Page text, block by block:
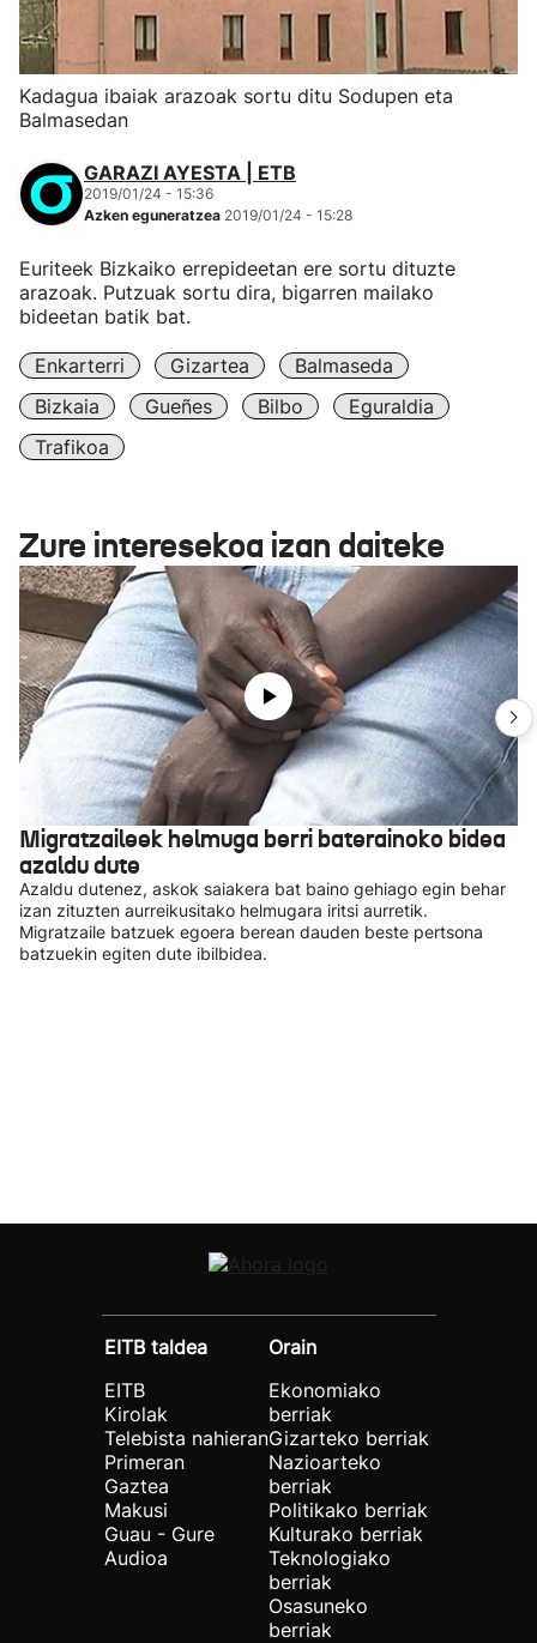
Kadagua ibaiak arazoak sortu ditu Sodupen eta
Balmasedan
GARAZI AYESTA | ETB
2019/01/24 - 15:36
Azken eguneratzea 2019/01/24 - 15:28
Euriteek Bizkaiko errepideetan ere sortu dituzte
arazoak. Putzuak sortu dira, bigarren mailako
bideetan batik bat.
Enkarterri Gizartea
Balmaseda
Bizkaia
Gueñes Bilbo
Eguraldia
Trafikoa
Zure interesekoa izan daiteke
Migratzaileek helmuga berri baterainoko bidea
azaldu dute
Azaldu dutenez, askok saiakera bat baino gehiago egin behar
izan zituzten aurreikusitako helmugara iritsi aurretik.
Migratzaile batzuek egoera berean dauden beste pertsona
batzuekin egiten dute ibilbidea.
EITB taldea
EITB
Kirolak
Telebista nahieran
Primeran
Gaztea
Makusi
Guau - Gure
Audioa
Orain
Ekonomiako
berriak
Gizarteko berriak
Nazioarteko
berriak
Politikako berriak
Kulturako berriak
Teknologiako
berriak
Osasuneko
berriak